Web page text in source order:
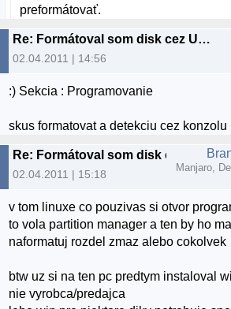
preformátovať.
Re: Formátoval som disk cez Ubuntu a teraz ho nerozpozná ani Linux ani Widows
02.04.2011 | 14:56
:) Sekcia : Programovanie
skus formatovat a detekciu cez konzolu
Re: Formátoval som disk cez Ubuntu a teraz ho nerozpozná ani Linux ani Widows
02.04.2011 | 15:18
Manjaro,
v tom linuxe co pouzivas si otvor
to vola partition manager a ten by ho
naformatuj rozdel zmaz alebo cokolvek
btw uz si na ten pc predtym instaloval
nie vyrobca/predajca